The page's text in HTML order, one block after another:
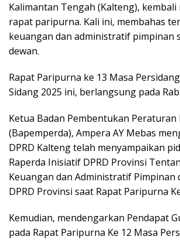
Kalimantan Tengah (Kalteng), kembali
rapat paripurna. Kali ini, membahas
keuangan dan administratif pimpinan
dewan.
Rapat Paripurna ke 13 Masa
Sidang 2025 ini, berlangsung pada
Ketua Badan Pembentukan Peraturan
(Bapemperda), Ampera AY Mebas
DPRD Kalteng telah menyampaikan
Raperda Inisiatif DPRD Provinsi
Keuangan dan Administratif Pimpinan
DPRD Provinsi saat Rapat Paripurna
Kemudian, mendengarkan Pendapat
pada Rapat Paripurna Ke 12 Masa